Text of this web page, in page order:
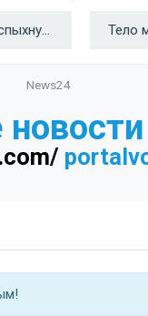
← «Снаряд попал в наш дом — он вспыхнул как факел»
News24